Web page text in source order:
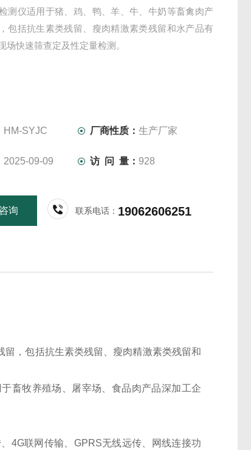
测仪适用于猪、鸡、鸭、羊、牛、牛奶等畜禽肉产
包括抗生素类残留、瘦肉精激素类残留和水产品有
场快速筛查定及性定量检测。
HM-SYJC 厂商性质：生产厂家
2025-09-09 访 问 量： 928
询 联系电话： 19062606251
，包括抗生素类残留、瘦肉精激素类残留和
畜牧养殖场、屠宰场、食品肉产品深加工企
4G联网传输、GPRS无线远传、网线连接功